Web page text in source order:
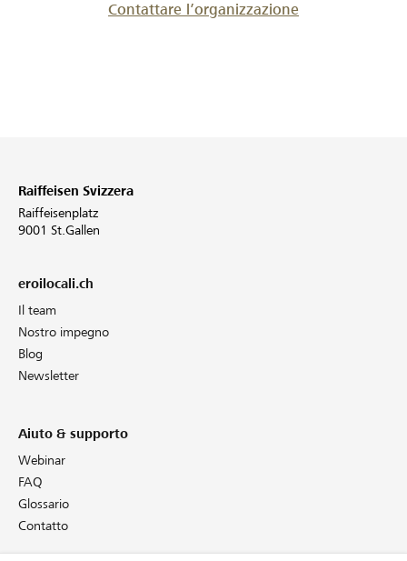
Contattare l’organizzazione
Raiffeisen Svizzera
Raiffeisenplatz
9001 St.Gallen
eroilocali.ch
Il team
Nostro impegno
Blog
Newsletter
Aiuto & supporto
Webinar
FAQ
Glossario
Contatto